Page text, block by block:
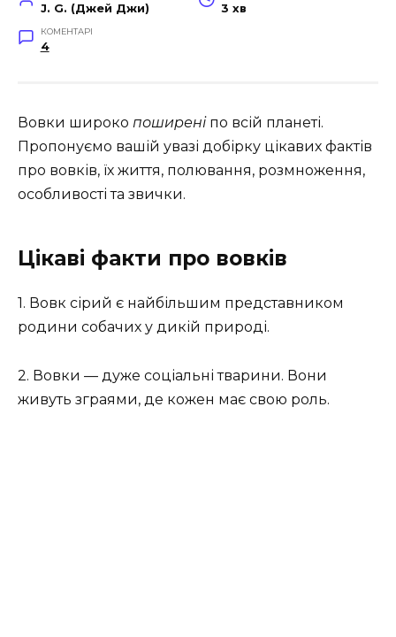
J. G. (Джей Джи) 3 хв
КОМЕНТАРІ
4
Вовки широко поширеніпо всій планеті.
Пропонуємо вашій увазі добірку цікавих фактів
про вовків, їх життя, полювання, розмноження,
особливості та звички.
Цікаві факти про вовків
1. Вовк сірий є найбільшим представником
родини собачих у дикій природі.
2. Вовки — дуже соціальні тварини. Вони
живуть зграями, де кожен має свою роль.